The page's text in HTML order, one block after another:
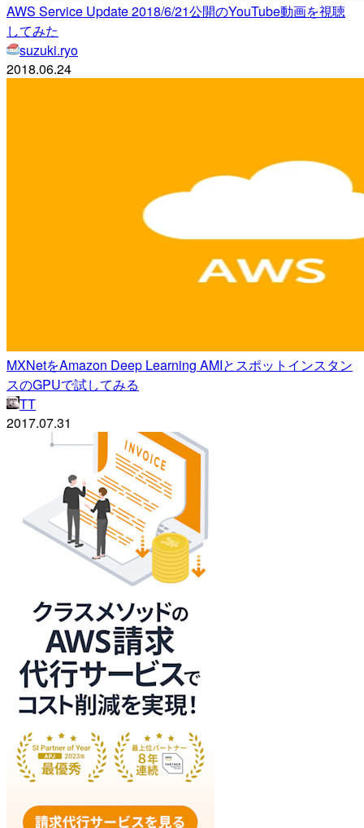
AWS Service Update 2018/6/21公開のYouTube動画を視聴
してみた
suzuki.ryo
2018.06.24
MXNetをAmazon Deep Learning AMIとスポットインスタン
スのGPUで試してみる
TT
2017.07.31